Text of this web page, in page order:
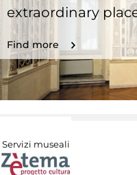
extraordinary
Find more
Servizi museali